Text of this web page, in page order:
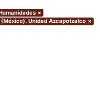
×
Unidad Azcapotzalco ×